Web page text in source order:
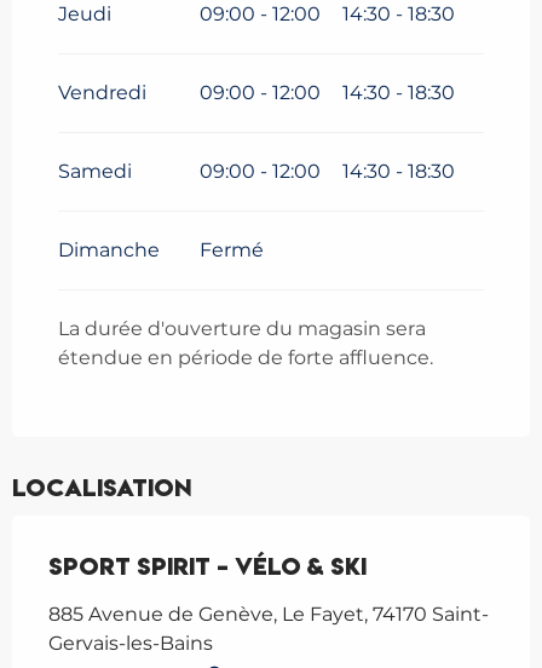
Jeudi 09:00 - 12:00 14:30 - 18:30
Vendredi 09:00 - 12:00 14:30 - 18:30
Samedi 09:00 - 12:00 14:30 - 18:30
Dimanche Fermé
La durée d'ouverture du magasin sera
étendue en période de forte affluence.
Localisation
Sport Spirit - Vélo & Ski
885 Avenue de Genève, Le Fayet, 74170 Saint-
Gervais-les-Bains